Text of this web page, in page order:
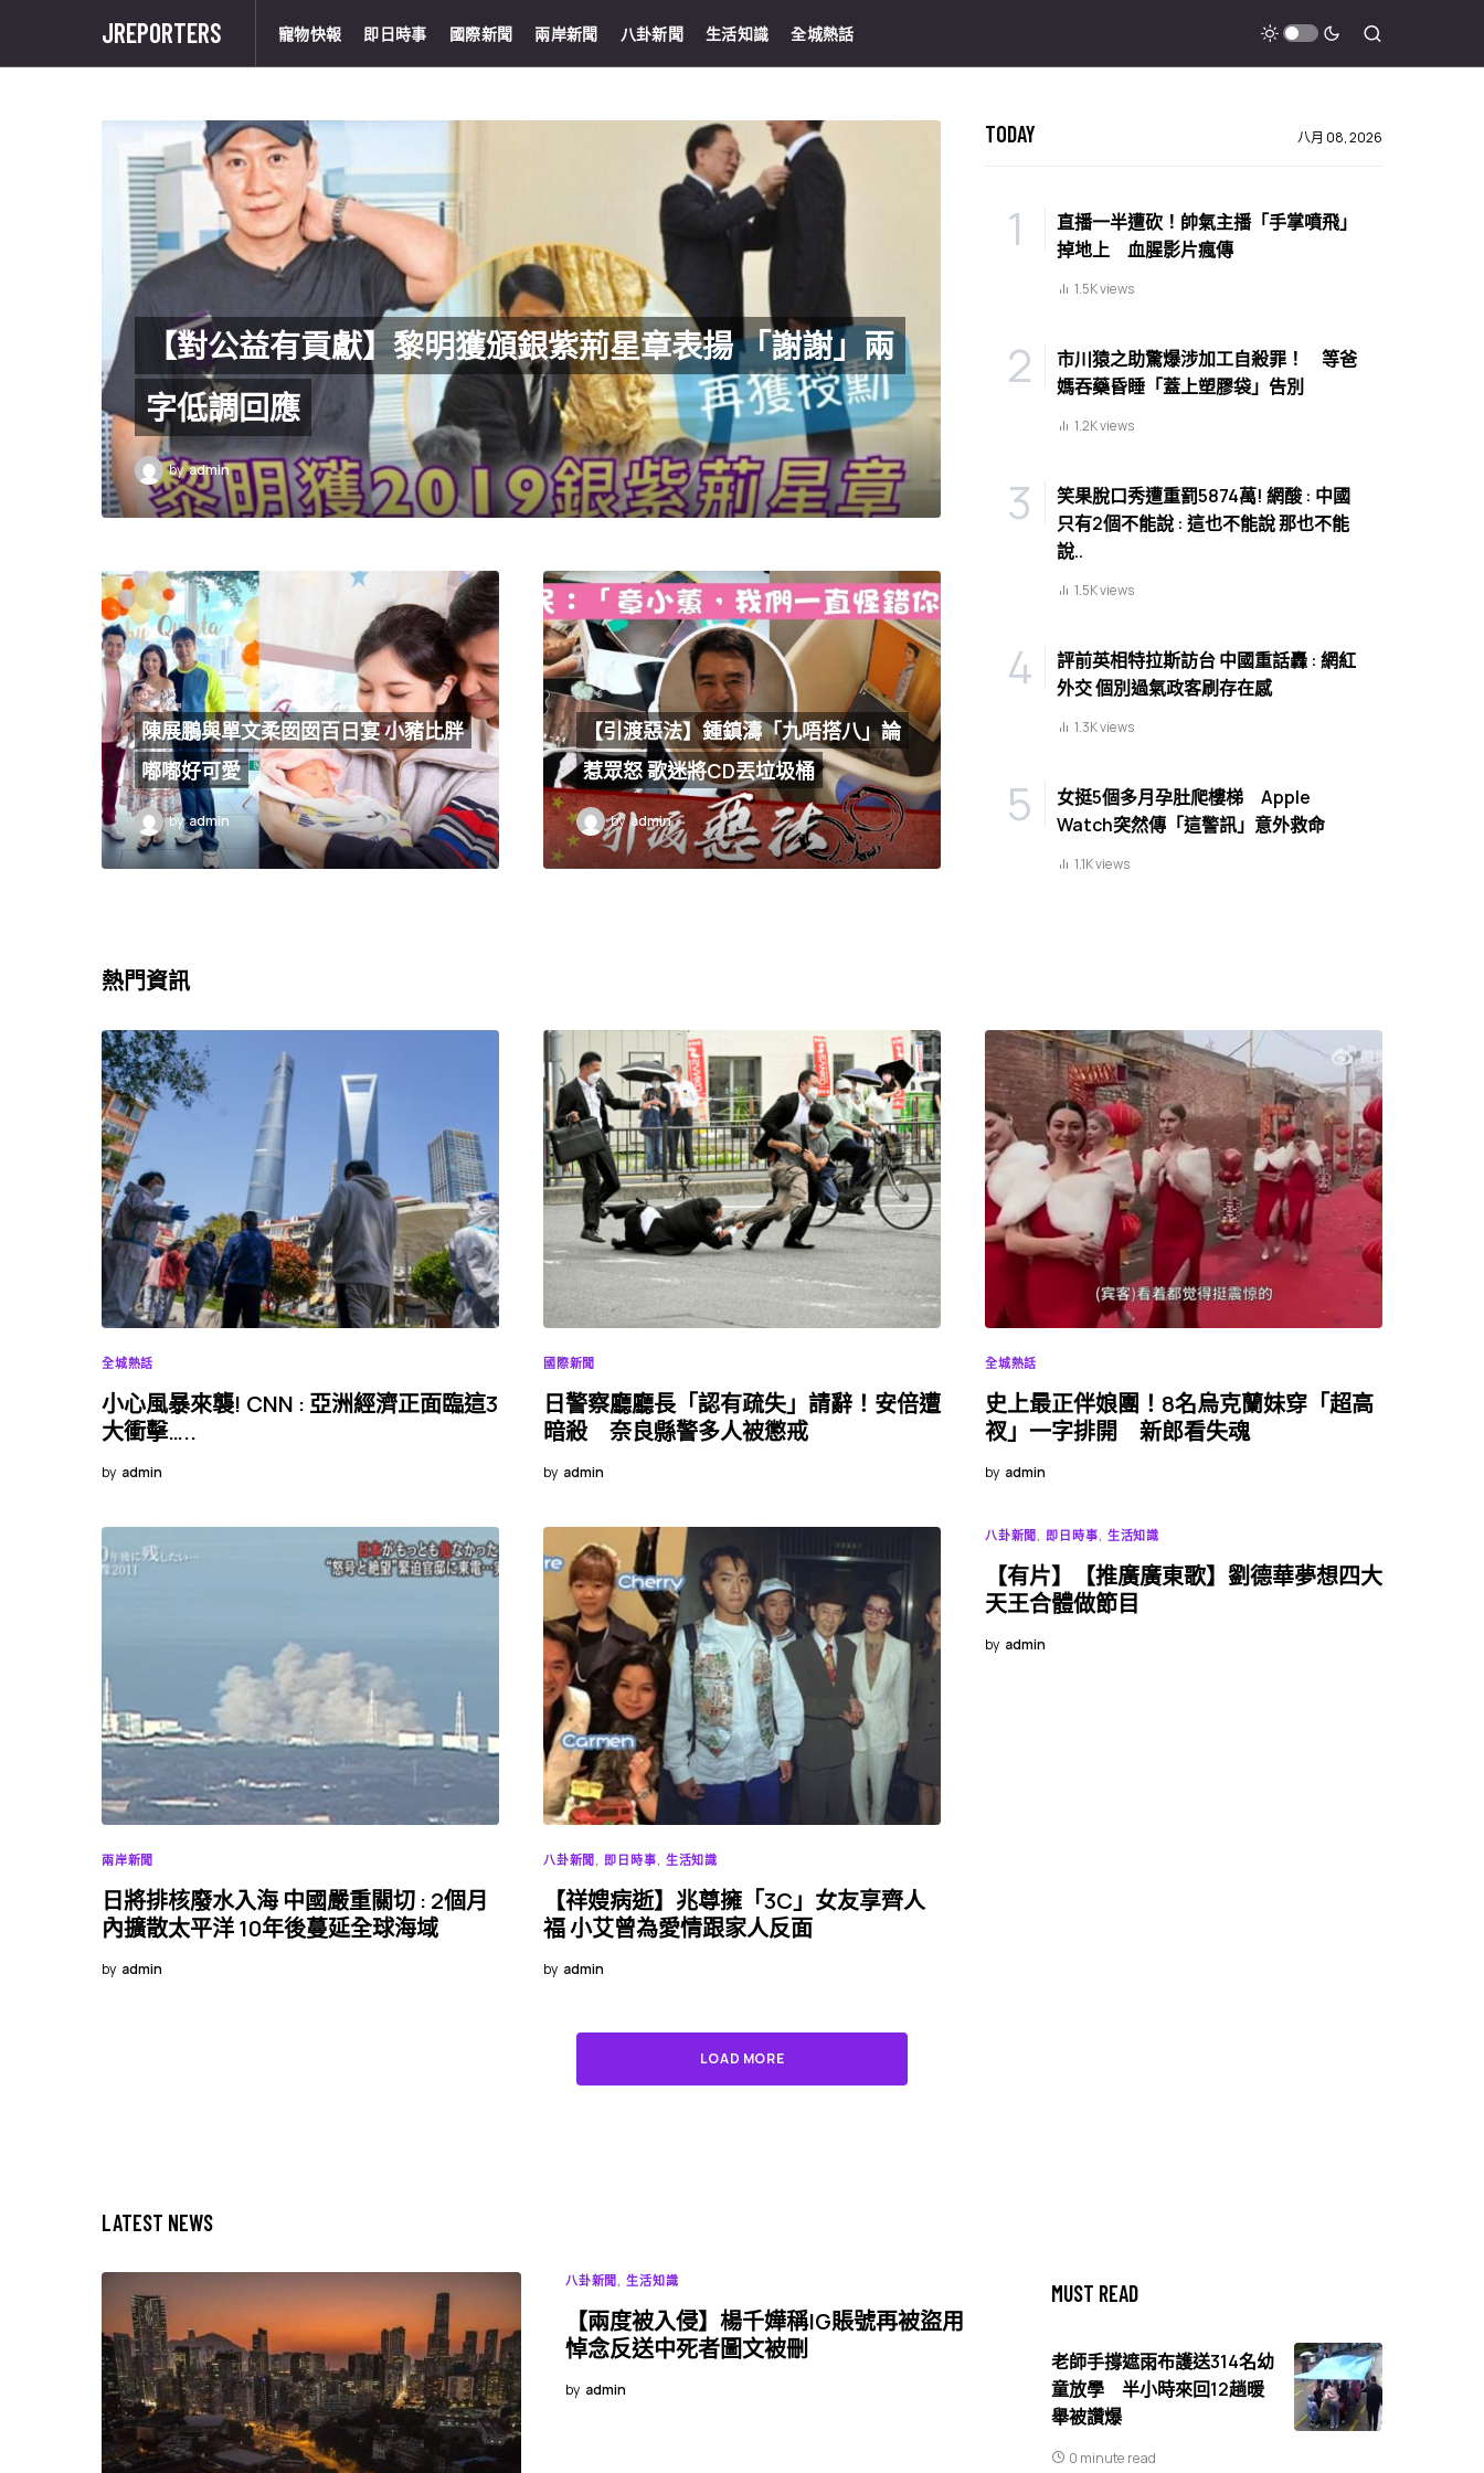
JREPORTERS 寵物快報 即日時事 國際新聞 兩岸新聞 八卦新聞 生活知識 全城熱話
【對公益有貢獻】黎明獲頒銀紫荊星章表揚 「謝謝」兩
字低調回應
by admin
陳展鵬與單文柔囡囡百日宴 小豬比胖
嘟嘟好可愛
by admin
【引渡惡法】鍾鎮濤「九唔搭八」論
惹眾怒 歌迷將CD丟垃圾桶
by admin
TODAY 八月 08, 2026
直播一半遭砍！帥氣主播「手掌噴飛」
掉地上 血腥影片瘋傳
1.5K views
市川猿之助驚爆涉加工自殺罪！ 等爸
媽吞藥昏睡「蓋上塑膠袋」告別
1.2K views
笑果脫口秀遭重罰5874萬! 網酸 : 中國
只有2個不能說 : 這也不能說 那也不能
說..
1.5K views
評前英相特拉斯訪台 中國重話轟 : 網紅
外交 個別過氣政客刷存在感
1.3K views
女挺5個多月孕肚爬樓梯 Apple
Watch突然傳「這警訊」意外救命
1.1K views
熱門資訊
全城熱話
小心風暴來襲! CNN : 亞洲經濟正面臨這3
大衝擊…..
by admin
國際新聞
日警察廳廳長「認有疏失」請辭！安倍遭
暗殺 奈良縣警多人被懲戒
by admin
全城熱話
史上最正伴娘團！8名烏克蘭妹穿「超高
衩」一字排開 新郎看失魂
by admin
兩岸新聞
日將排核廢水入海 中國嚴重關切 : 2個月
內擴散太平洋 10年後蔓延全球海域
by admin
八卦新聞 即日時事 生活知識
【祥嫂病逝】兆尊擁「3C」女友享齊人
福 小艾曾為愛情跟家人反面
by admin
八卦新聞 即日時事 生活知識
【有片】【推廣廣東歌】劉德華夢想四大
天王合體做節目
by admin
LOAD MORE
LATEST NEWS
八卦新聞 生活知識
【兩度被入侵】楊千嬅稱IG賬號再被盜用
悼念反送中死者圖文被刪
by admin
MUST READ
老師手撐遮雨布護送314名幼
童放學 半小時來回12趟暖
舉被讚爆
0 minute read